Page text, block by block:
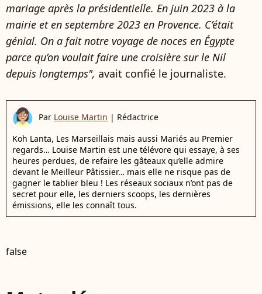
mariage après la présidentielle. En juin 2023 à la
mairie et en septembre 2023 en Provence. C’était
génial. On a fait notre voyage de noces en Égypte
parce qu’on voulait faire une croisière sur le Nil
depuis longtemps", avait confié le journaliste.
Par Louise Martin | Rédactrice
Koh Lanta, Les Marseillais mais aussi Mariés au Premier
regards… Louise Martin est une télévore qui essaye, à ses
heures perdues, de refaire les gâteaux qu’elle admire
devant le Meilleur Pâtissier… mais elle ne risque pas de
gagner le tablier bleu ! Les réseaux sociaux n’ont pas de
secret pour elle, les derniers scoops, les dernières
émissions, elle les connaît tous.
false